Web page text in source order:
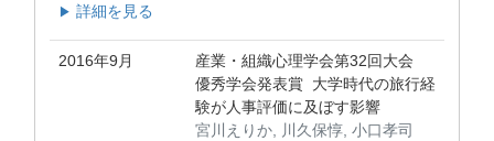
▶ 詳細を見る
2016年9月
産業・組織心理学会第32回大会
優秀学会発表賞 大学時代の旅行経
験が人事評価に及ぼす影響
宮川えりか, 川久保惇, 小口孝司